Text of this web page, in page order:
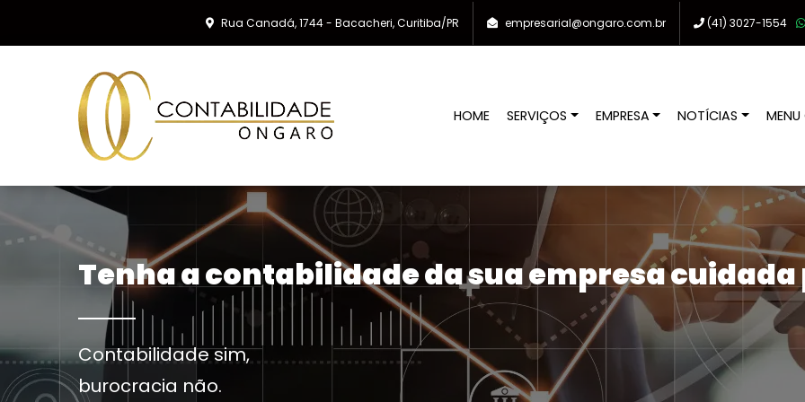
Rua Canadá, 1744 - Bacacheri, Curitiba/PR empresarial@ongaro.com.br (41) 3027-1554
HOME SERVIÇOS EMPRESA NOTÍCIAS
Tenha a contabilidade da sua empresa
Contabilidade sim,
burocracia não.